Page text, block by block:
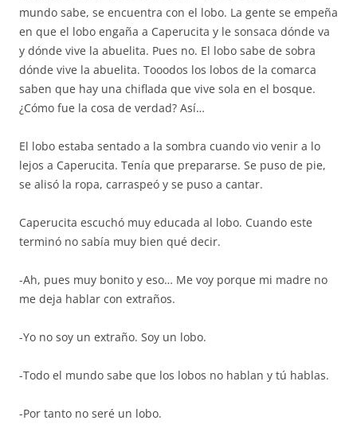
mundo sabe, se encuentra con el lobo. La gente se empeña
en que el lobo engaña a Caperucita y le sonsaca dónde va
y dónde vive la abuelita. Pues no. El lobo sabe de sobra
dónde vive la abuelita. Tooodos los lobos de la comarca
saben que hay una chiflada que vive sola en el bosque.
¿Cómo fue la cosa de verdad? Así…
El lobo estaba sentado a la sombra cuando vio venir a lo
lejos a Caperucita. Tenía que prepararse. Se puso de pie,
se alisó la ropa, carraspeó y se puso a cantar.
Caperucita escuchó muy educada al lobo. Cuando este
terminó no sabía muy bien qué decir.
-Ah, pues muy bonito y eso… Me voy porque mi madre no
me deja hablar con extraños.
-Yo no soy un extraño. Soy un lobo.
-Todo el mundo sabe que los lobos no hablan y tú hablas.
-Por tanto no seré un lobo.